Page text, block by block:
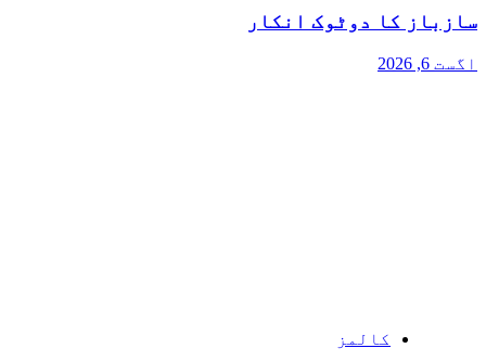
سازباز کا دوٹوک انکار
اگست 6, 2026
کالمز